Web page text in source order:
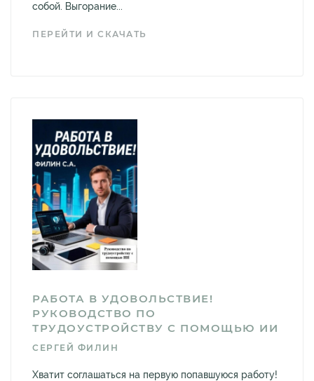
собой. Выгорание...
ПЕРЕЙТИ И СКАЧАТЬ
РАБОТА В УДОВОЛЬСТВИЕ!
РУКОВОДСТВО ПО
ТРУДОУСТРОЙСТВУ С ПОМОЩЬЮ ИИ
СЕРГЕЙ ФИЛИН
Хватит соглашаться на первую попавшуюся работу!